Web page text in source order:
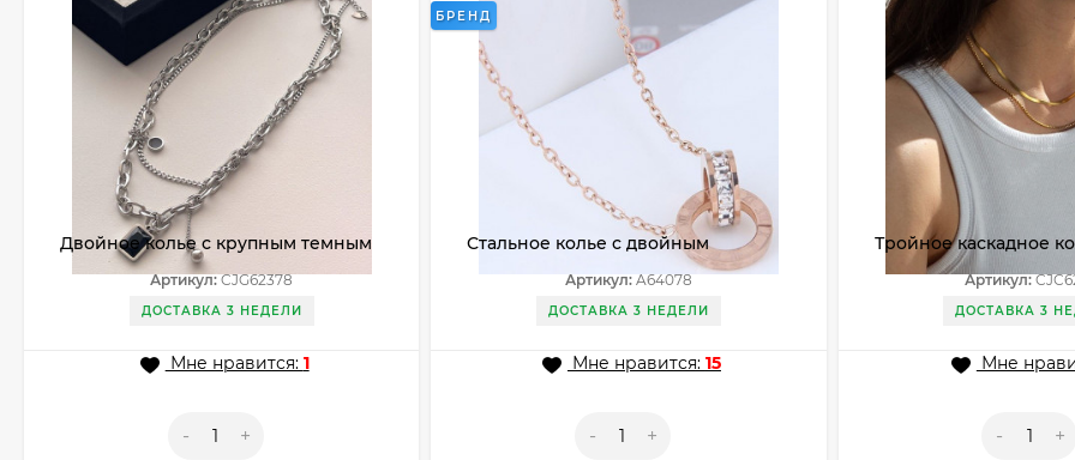
Двойное колье с крупным темным
кристаллом CJG62378
Артикул:CJG62378
ДОСТАВКА 3 НЕДЕЛИ
Мне нравится: 1
- +
БРЕНД
Стальное колье с двойным
кулоном и римскими цифрами
Артикул:A64078
ДОСТАВКА 3 НЕДЕЛИ
Мне нравится: 15
- +
Тройное каскадное
золотистой стали
Артикул:
ДОСТАВКА 3
Мне
- +